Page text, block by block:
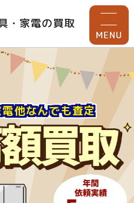
・家電の買取
MENU
他なんでも査定